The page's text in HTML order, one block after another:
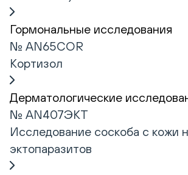
Гормональные исследования
№ AN65COR
Кортизол
Дерматологические
№ AN407ЭКТ
Исследование соскоба с кожи
эктопаразитов